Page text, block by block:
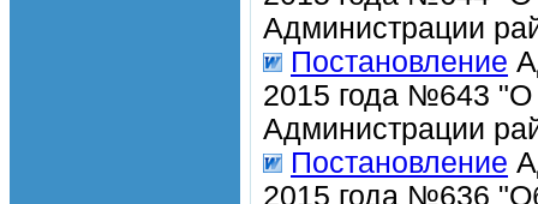
Администрации
Постановление
2015 года №643 "О
Администрации
Постановление
2015 года №636